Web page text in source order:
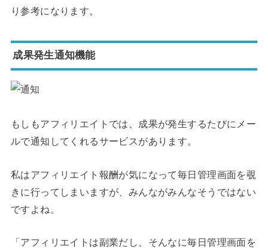
り参考になります。
成果発生通知機能
もしもアフィリエイトでは、成果が発生するたびにメー
ルで通知してくれるサービスがあります。
私はアフィリエイト報酬が気になって毎日管理画面を覗
きに行ってしまいますが、みんながみんなそうではない
ですよね。
「アフィリエイトは副業だし、そんなに毎日管理画面を